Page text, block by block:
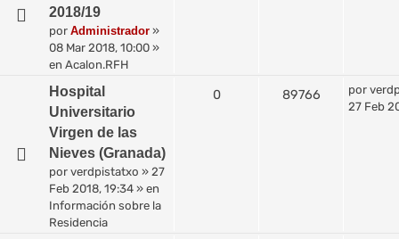
2018/19
por Administrador »
08 Mar 2018, 10:00 »
en Acalon.RFH
Hospital
Universitario
Virgen de las
Nieves (Granada)
por verdpistatxo » 27
Feb 2018, 19:34 » en
Información sobre la
Residencia
0 89766 por
27 Feb